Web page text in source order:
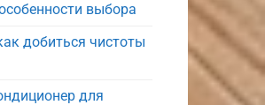
выбора
добиться чистоты
для